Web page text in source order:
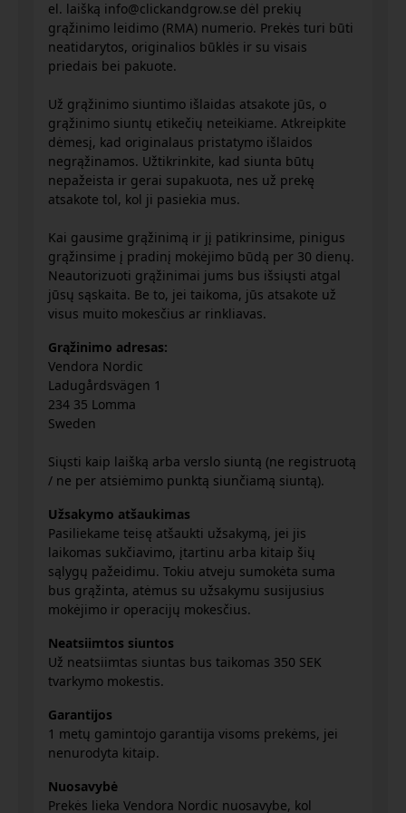
el. laišką info@clickandgrow.se dėl prekių
grąžinimo leidimo (RMA) numerio. Prekės turi būti
neatidarytos, originalios būklės ir su visais
priedais bei pakuote.
Už grąžinimo siuntimo išlaidas atsakote jūs, o
grąžinimo siuntų etikečių neteikiame. Atkreipkite
dėmesį, kad originalaus pristatymo išlaidos
negrąžinamos. Užtikrinkite, kad siunta būtų
nepažeista ir gerai supakuota, nes už prekę
atsakote tol, kol ji pasiekia mus.
Kai gausime grąžinimą ir jį patikrinsime, pinigus
grąžinsime į pradinį mokėjimo būdą per 30 dienų.
Neautorizuoti grąžinimai jums bus išsiųsti atgal
jūsų sąskaita. Be to, jei taikoma, jūs atsakote už
visus muito mokesčius ar rinkliavas.
Grąžinimo adresas:
Vendora Nordic
Ladugårdsvägen 1
234 35 Lomma
Sweden
Siųsti kaip laišką arba verslo siuntą (ne registruotą
/ ne per atsiėmimo punktą siunčiamą siuntą).
Užsakymo atšaukimas
Pasiliekame teisę atšaukti užsakymą, jei jis
laikomas sukčiavimo, įtartinu arba kitaip šių
sąlygų pažeidimu. Tokiu atveju sumokėta suma
bus grąžinta, atėmus su užsakymu susijusius
mokėjimo ir operacijų mokesčius.
Neatsiimtos siuntos
Už neatsiimtas siuntas bus taikomas 350 SEK
tvarkymo mokestis.
Garantijos
1 metų gamintojo garantija visoms prekėms, jei
nenurodyta kitaip.
Nuosavybė
Prekės lieka Vendora Nordic nuosavybe, kol